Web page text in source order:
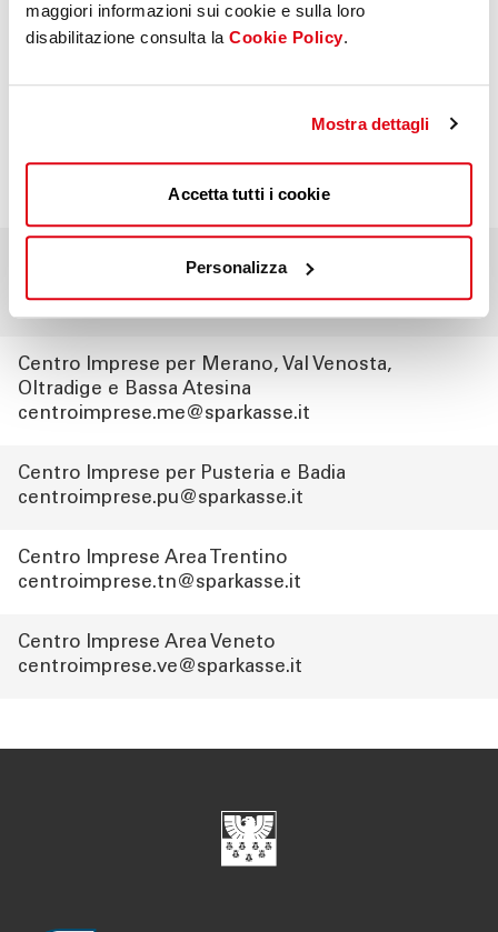
maggiori informazioni sui cookie e sulla loro
disabilitazione consulta la Cookie Policy.
Mostra dettagli
Accetta tutti i cookie
Personalizza
La rete di consulenti Sparkasseper le Piccole e
Medie Impreseè presente su tutto il territorio
Indirizzo e-mail
Centro Imprese per Bolzano, Valle Isarco e Val
centroimprese.bz@sparkasse.it
Centro Imprese per Merano, Val Venosta,
Oltradige e Bassa Atesina
centroimprese.me@sparkasse.it
Centro Imprese per Pusteria e Badia
centroimprese.pu@sparkasse.it
Centro Imprese Area Trentino
centroimprese.tn@sparkasse.it
Centro Imprese Area Veneto
centroimprese.ve@sparkasse.it